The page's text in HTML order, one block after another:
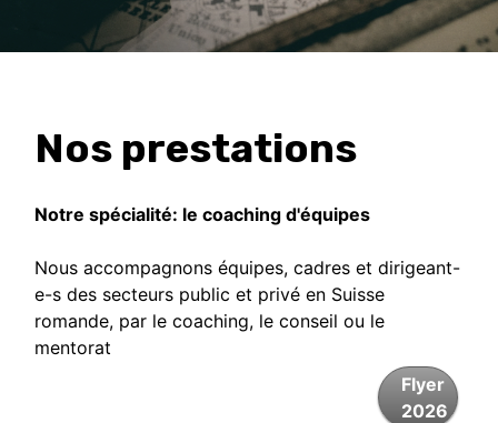
Nos prestations
Notre spécialité: le coaching d'équipes
Nous accompagnons équipes, cadres et dirigeant-
e-s des secteurs public et privé en Suisse
romande, par le coaching, le conseil ou le
mentorat
Flyer
2026